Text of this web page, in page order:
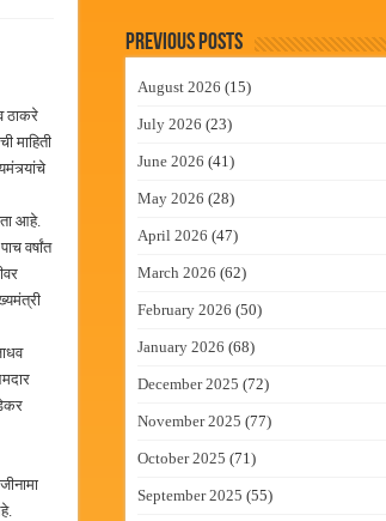
ठाकरे
माहिती
आहे.
वर्षांत
Previous Posts
August 2026 (15)
July 2026 (23)
June 2026 (41)
May 2026 (28)
April 2026 (47)
March 2026 (62)
February 2026 (50)
January 2026 (68)
December 2025 (72)
November 2025 (77)
October 2025 (71)
September 2025 (55)